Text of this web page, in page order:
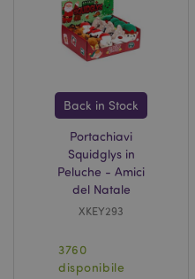
Back in Stock
Portachiavi
Squidglys in
Peluche - Amici
del Natale
XKEY293
3760
disponibile